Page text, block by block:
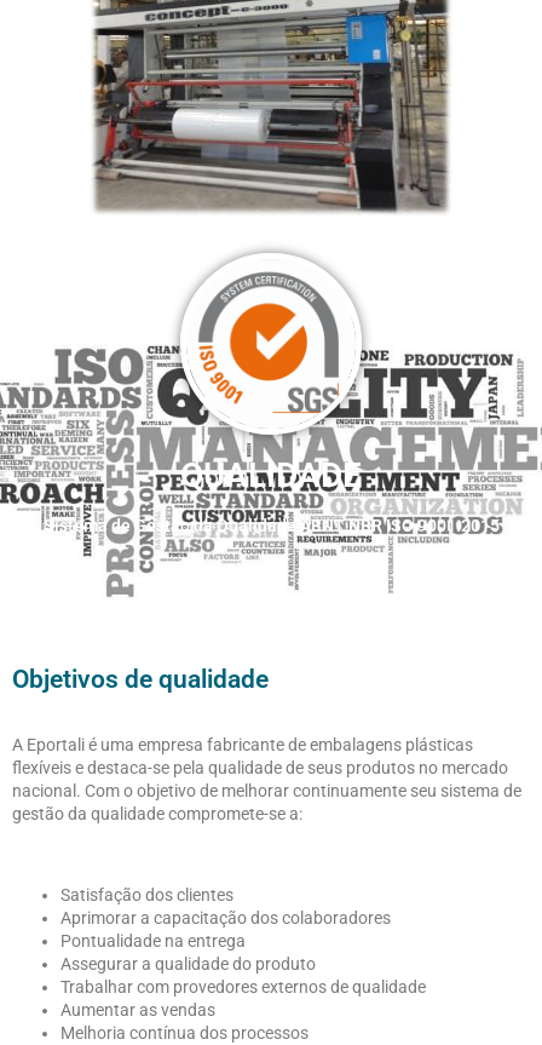
QUALIDADE
Sistema de Gestão da Qualidade ABNT NBR ISO 9001:2015
Objetivos de qualidade
A Eportali é uma empresa fabricante de embalagens plásticas
flexíveis e destaca-se pela qualidade de seus produtos no mercado
nacional. Com o objetivo de melhorar continuamente seu sistema de
gestão da qualidade compromete-se a:
Satisfação dos clientes
Aprimorar a capacitação dos colaboradores
Pontualidade na entrega
Assegurar a qualidade do produto
Trabalhar com provedores externos de qualidade
Aumentar as vendas
Melhoria contínua dos processos